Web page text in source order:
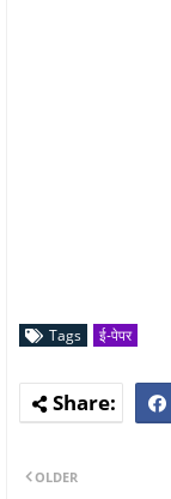
Tags ई-पेपर
OLDER